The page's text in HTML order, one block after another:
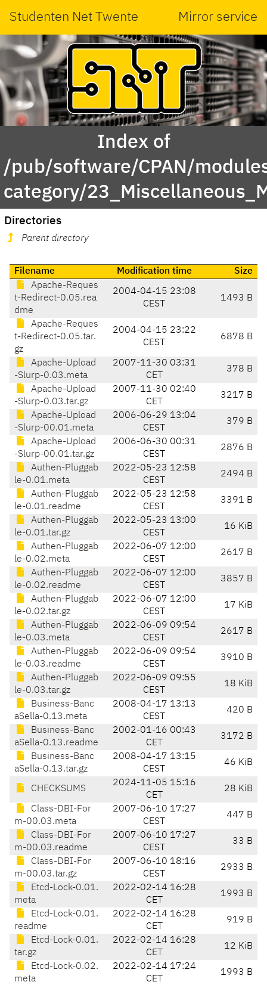
Studenten Net Twente Mirror service
Index of
/pub/software/CPAN/
category/
Directories
Parent directory
Filename Modification time
Size
Apache-Reques
t-Redirect-0.05.rea
dme
2004-04-15 23:08
CEST
1493 B
Apache-Reques
t-Redirect-0.05.tar.
gz
2004-04-15 23:22
CEST
6878 B
Apache-Upload
-Slurp-0.03.meta
2007-11-30 03:31
CET
378 B
Apache-Upload
-Slurp-0.03.tar.gz
2007-11-30 02:40
CET
3217 B
Apache-Upload
-Slurp-00.01.meta
2006-06-29 13:04
CEST
379 B
Apache-Upload
-Slurp-00.01.tar.gz
2006-06-30 00:31
CEST
2876 B
Authen-Pluggab
le-0.01.meta
2022-05-23 12:58
CEST
2494 B
Authen-Pluggab
le-0.01.readme
2022-05-23 12:58
CEST
3391 B
Authen-Pluggab
le-0.01.tar.gz
2022-05-23 13:00
CEST
16 KiB
Authen-Pluggab
le-0.02.meta
2022-06-07 12:00
CEST
2617 B
Authen-Pluggab
le-0.02.readme
2022-06-07 12:00
CEST
3857 B
Authen-Pluggab
le-0.02.tar.gz
2022-06-07 12:00
CEST
17 KiB
Authen-Pluggab
le-0.03.meta
2022-06-09 09:54
CEST
2617 B
Authen-Pluggab
le-0.03.readme
2022-06-09 09:54
CEST
3910 B
Authen-Pluggab
le-0.03.tar.gz
2022-06-09 09:55
CEST
18 KiB
Business-Banc
aSella-0.13.meta
2008-04-17 13:13
CEST
420 B
Business-Banc
aSella-0.13.readme
2002-01-16 00:43
CET
3172 B
Business-Banc
aSella-0.13.tar.gz
2008-04-17 13:15
CEST
46 KiB
CHECKSUMS
2024-11-05 15:16
CET
28 KiB
Class-DBI-For
m-00.03.meta
2007-06-10 17:27
CEST
447 B
Class-DBI-For
m-00.03.readme
2007-06-10 17:27
CEST
33 B
Class-DBI-For
m-00.03.tar.gz
2007-06-10 18:16
CEST
2933 B
Etcd-Lock-0.01.
meta
2022-02-14 16:28
CET
1993 B
Etcd-Lock-0.01.
readme
2022-02-14 16:28
CET
919 B
Etcd-Lock-0.01.
tar.gz
2022-02-14 16:28
CET
12 KiB
Etcd-Lock-0.02.
meta
2022-02-14 17:24
CET
1993 B